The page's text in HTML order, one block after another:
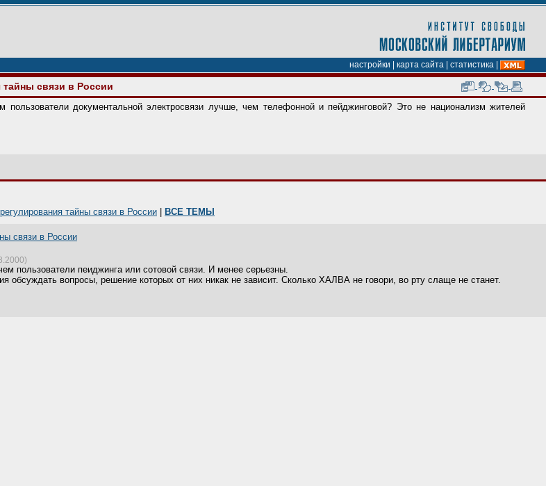
настройки карта сайта статистика
тайны связи в России
документальной электросвязи лучше, чем телефонной и пейджинговой? Это не национализм жителей
тайны связи в России ВСЕ ТЕМЫ
связи в России
пользователи пеиджинга или сотовой связи. И менее серьезны.
обсуждать вопросы, решение которых от них никак не зависит. Сколько ХАЛВА не говори, во рту слаще не станет.